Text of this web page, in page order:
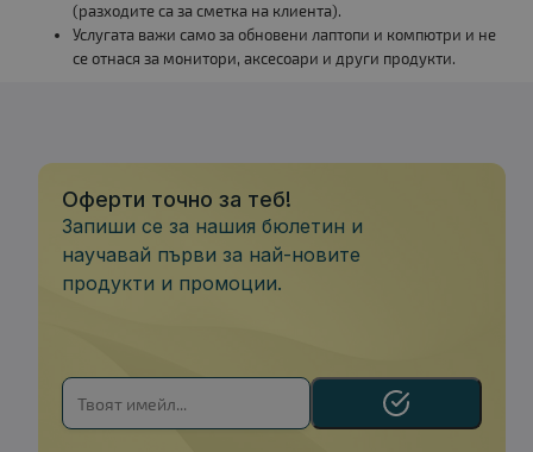
(разходите са за сметка на клиента).
Услугата важи само за обновени лаптопи и компютри и не
се отнася за монитори, аксесоари и други продукти.
Оферти точно за теб!
Запиши се за нашия бюлетин и
научавай първи за най-новите
продукти и промоции.